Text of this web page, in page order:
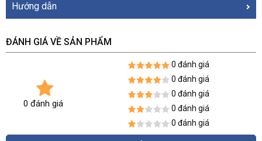
Hướng dẫn
ĐÁNH GIÁ VỀ SẢN PHẨM
0 đánh giá
0 đánh giá
0 đánh giá
0 đánh giá
0 đánh giá
0 đánh giá